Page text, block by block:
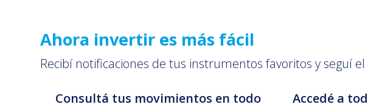
Ahora invertir es más fácil
Recibí notificaciones de tus instrumentos favoritos y seguí
Consultá tus movimientos en todo
Accedé a